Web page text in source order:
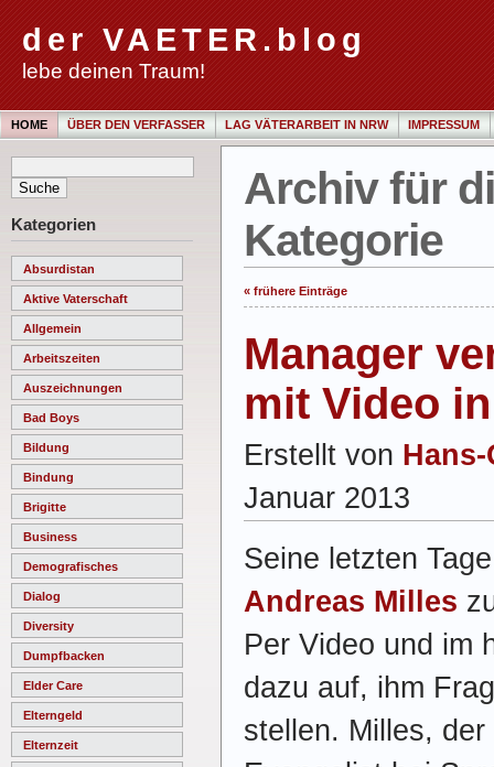
der VAETER.blog
lebe deinen Traum!
HOME ÜBER DEN VERFASSER LAG VÄTERARBEIT IN NRW IMPRESSUM
Kategorien
Absurdistan
Aktive Vaterschaft
Allgemein
Arbeitszeiten
Auszeichnungen
Bad Boys
Bildung
Bindung
Brigitte
Business
Demografisches
Dialog
Diversity
Dumpfbacken
Elder Care
Elterngeld
Elternzeit
Archiv für
Kategorie
« frühere Einträge
Manager
mit Video
Erstellt von
Januar 2013
Seine letzten
Andreas Milles
Per Video und im
dazu auf, ihm
stellen. Milles,